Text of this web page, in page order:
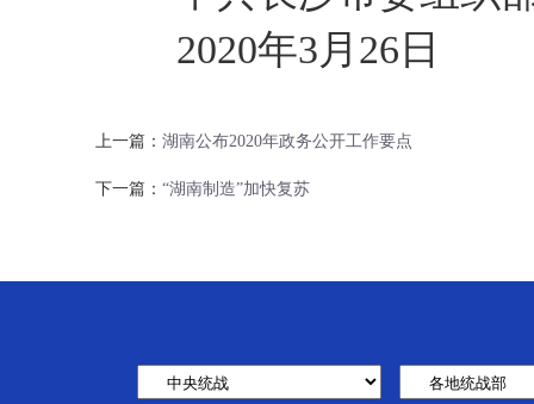
2020年3月26日
上一篇： 湖南公布2020年政务公开工作要点
下一篇： “湖南制造”加快复苏